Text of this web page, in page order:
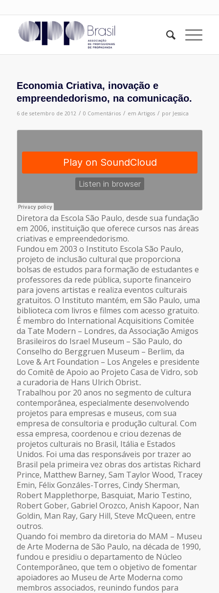
Economia Criativa, inovação e
empreendedorismo, na comunicação.
6 de setembro de 2012 / 0 Comentários / em Artigos / por Jessica
Diretora da Escola São Paulo, desde sua fundação
em 2006, instituição que oferece cursos nas áreas
criativas e empreendedorismo.
Fundou em 2003 o Instituto Escola São Paulo,
projeto de inclusão cultural que proporciona
bolsas de estudos para formação de estudantes e
professores da rede pública, suporte financeiro
para jovens artistas e realiza eventos culturais
gratuitos. O Instituto mantém, em São Paulo, uma
biblioteca com livros e filmes com acesso gratuito.
É membro do International Acquisitions Comitée
da Tate Modern – Londres, da Associação Amigos
Brasileiros do Israel Museum – São Paulo, do
Conselho do Berggruen Museum – Berlim, da
Love & Art Foundation – Los Angeles e presidente
do Comitê de Apoio ao Projeto Casa de Vidro, sob
a curadoria de Hans Ulrich Obrist..
Trabalhou por 20 anos no segmento de cultura
contemporânea, especialmente desenvolvendo
projetos para empresas e museus, com sua
empresa de consultoria e produção cultural. Com
essa empresa, coordenou e criou dezenas de
projetos culturais no Brasil, Itália e Estados
Unidos. Foi uma das responsáveis por trazer ao
Brasil pela primeira vez obras dos artistas Richard
Prince, Matthew Barney, Sam Taylor Wood, Tracey
Emin, Félix Gonzáles-Torres, Cindy Sherman,
Robert Mapplethorpe, Basquiat, Mario Testino,
Robert Gober, Gabriel Orozco, Anish Kapoor, Nan
Goldin, Man Ray, Gary Hill, Steve McQueen, entre
outros.
Quando foi membro da diretoria do MAM – Museu
de Arte Moderna de São Paulo, na década de 1990,
fundou e presidiu o departamento de Núcleo
Contemporâneo, que tem o objetivo de fomentar
apoiadores ao Museu de Arte Moderna como
membros associados, reunindo fundos para